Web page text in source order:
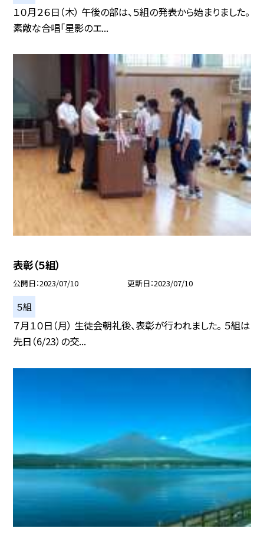
１０月２６日（木） 午後の部は、５組の発表から始まりました。
素敵な合唱「星影のエ...
表彰（５組）
公開日 2023/07/10 更新日 2023/07/10
５組
７月１０日（月） 生徒会朝礼後、表彰が行われました。 ５組は
先日（6/23）の交...